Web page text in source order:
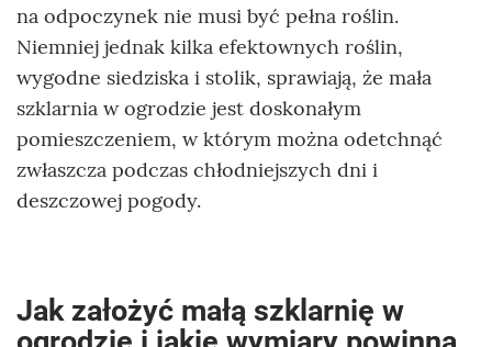
na odpoczynek nie musi być pełna roślin.
Niemniej jednak kilka efektownych roślin,
wygodne siedziska i stolik, sprawiają, że mała
szklarnia w ogrodzie jest doskonałym
pomieszczeniem, w którym można odetchnąć
zwłaszcza podczas chłodniejszych dni i
deszczowej pogody.
Jak założyć małą szklarnię w